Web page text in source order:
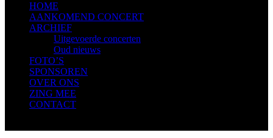
HOME
AANKOMEND CONCERT
ARCHIEF
Uitgevoerde concerten
Oud nieuws
FOTO’S
SPONSOREN
OVER ONS
ZING MEE
CONTACT